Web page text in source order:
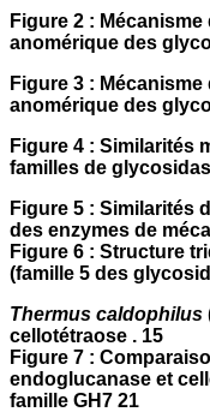
Figure 2 :
anomérique des
Figure 3 :
anomérique des
Figure 4 : Similarités
familles de
Figure 5 : Similarités
des enzymes de
Figure 6 : Structure
(famille 5 des
Thermus caldophilus
cellotétraose . 15
Figure 7 :
endoglucanase et
famille GH7 21